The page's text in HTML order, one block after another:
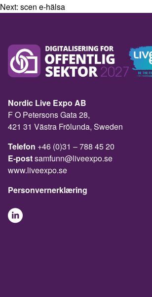
Next: scen e-hälsa
Nordic Live Expo AB
F O Petersons Gata 28,
421 31 Västra Frölunda, Sweden
Telefon +46 (0)31 – 788 45 20
E-postsamfunn@liveexpo.se
www.liveexpo.se
Personvernerklæring